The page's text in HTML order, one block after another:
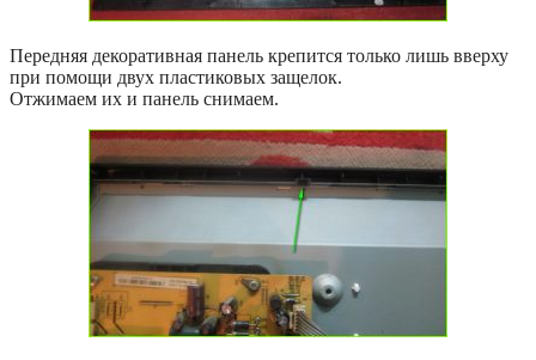
Передняя декоративная панель крепится только лишь вверху
при помощи двух пластиковых защелок.
Отжимаем их и панель снимаем.